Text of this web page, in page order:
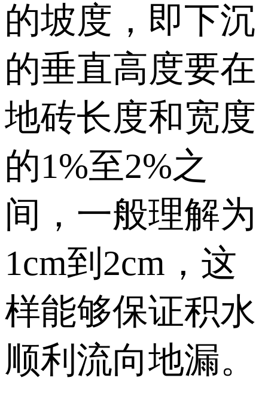
的坡度，即下沉
的垂直高度要在
地砖长度和宽度
的1%至2%之
间，一般理解为
1cm到2cm，这
样能够保证积水
顺利流向地漏。